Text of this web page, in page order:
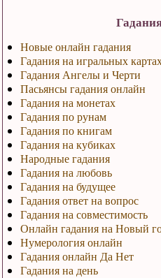
Новые онлайн гадания
Гадания на игральных
Гадания Ангелы и Черти
Пасьянсы гадания онлайн
Гадания на монетах
Гадания по рунам
Гадания по книгам
Гадания на кубиках
Народные гадания
Гадания на любовь
Гадания на будущее
Гадания ответ на вопрос
Гадания на совместимость
Онлайн гадания на Новый
Нумерология онлайн
Гадания онлайн Да Нет
Гадания на день